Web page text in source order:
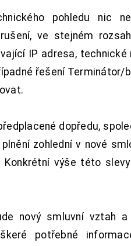
pohledu nic
ve stejném
IP adresa, technické
řešení Terminátor/
dopředu,
zohlední v nové
Konkrétní výše této
nový smluvní vztah
potřebné